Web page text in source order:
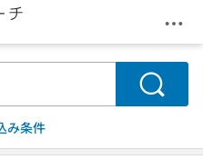
メ
検索
み条件